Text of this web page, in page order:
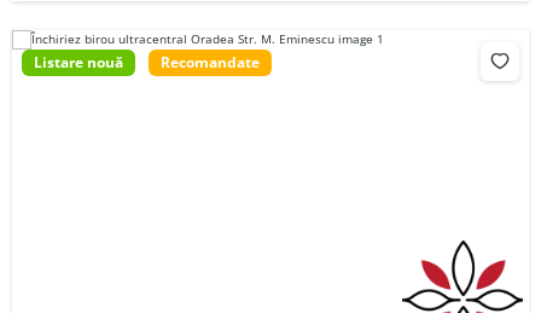
Listare nouă Recomandate